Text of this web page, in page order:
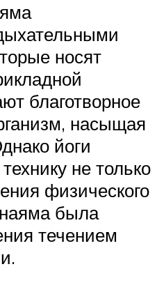
носят
благотворное
насыщая
йоги
не только
физического
была
течением